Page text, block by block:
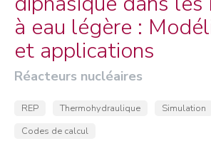
à eau légère :
et applications
Réacteurs nucléaires
REP Thermohydraulique Simulation
Codes de calcul